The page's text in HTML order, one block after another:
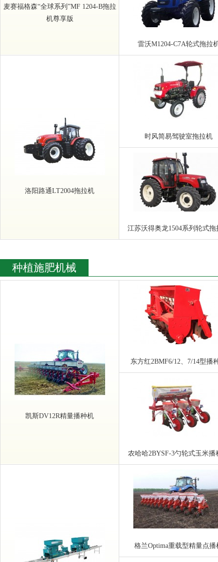
麦赛福格森“全球系列”MF 1204-B拖拉
机尊享版
洛阳路通LT2004拖拉机
雷沃M1204-C7A轮式拖拉
时风简易驾驶室拖拉机
江苏沃得奥龙1504系列轮式拖
种植施肥机械
凯斯DV12R精量播种机
东方红2BMF6/12、7/14型播
农哈哈2BYSF-3勺轮式玉米播
格兰Optima重载型精量点播